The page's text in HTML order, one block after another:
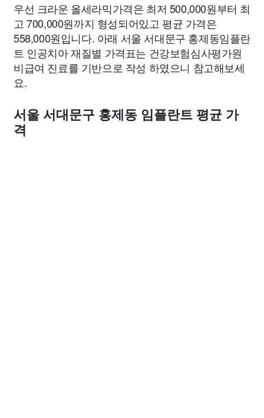
우선 크라운 올세라믹가격은 최저 500,000원부터 최
고 700,000원까지 형성되어있고 평균 가격은
558,000원입니다. 아래 서울 서대문구 홍제동임플란
트 인공치아 재질별 가격표는 건강보험심사평가원
비급여 진료를 기반으로 작성 하였으니 참고해보세
요.
서울 서대문구 홍제동 임플란트 평균 가
격